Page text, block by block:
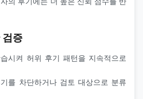
증
시켜 허위 후기 패턴을 지속적으로
를 차단하거나 검토 대상으로 분류